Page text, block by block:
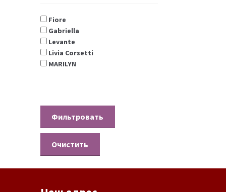
Fiore
Gabriella
Levante
Livia Corsetti
MARILYN
Очистить